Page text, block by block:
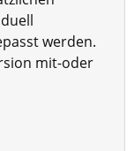
werden.
mit-oder